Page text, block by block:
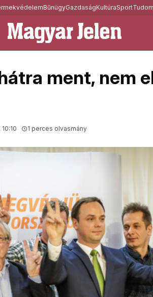
BűnügyGazdaságKultúraSport
ment, nem
1 perces olvasmány